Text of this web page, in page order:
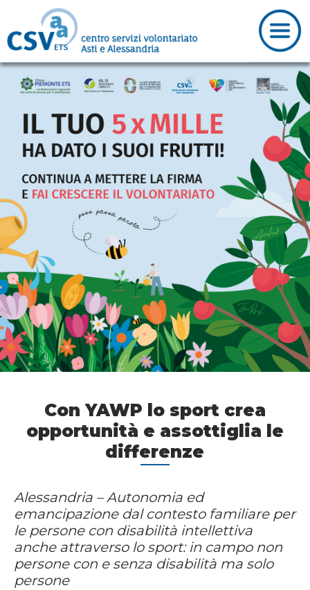
Con YAWP lo sport crea
opportunità e assottiglia le
differenze
Alessandria – Autonomia ed
emancipazione dal contesto familiare per
le persone con disabilità intellettiva
anche attraverso lo sport: in campo non
persone con e senza disabilità ma solo
persone